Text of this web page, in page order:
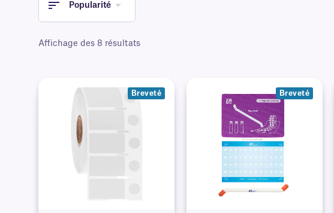
Popularité
Affichage des 8 résultats
Breveté Breveté